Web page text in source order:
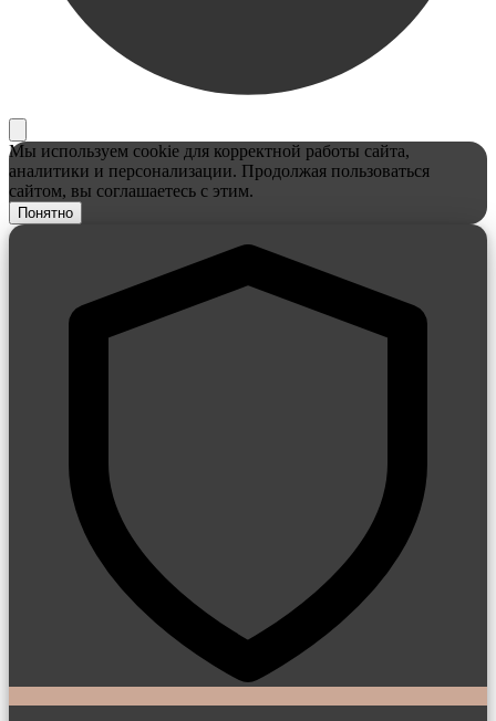
Мы используем cookie для корректной работы сайта,
аналитики и персонализации. Продолжая пользоваться
сайтом, вы соглашаетесь с этим.
Понятно